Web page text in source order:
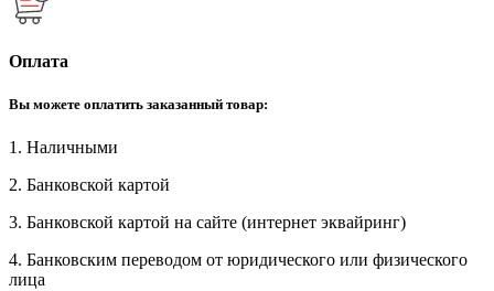
Оплата
Вы можете оплатить заказанный товар:
1. Наличными
2. Банковской картой
3. Банковской картой на сайте (интернет эквайринг)
4. Банковским переводом от юридического или физического
лица